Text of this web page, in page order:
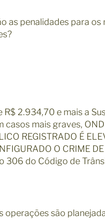
as penalidades para
R$ 2.934,70 e mais a
casos mais graves,
REGISTRADO É
O CRIME
306 do Código de
operações são